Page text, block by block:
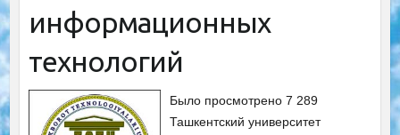
информационных
технологий
Было просмотрено 7 289
Ташкентский университет